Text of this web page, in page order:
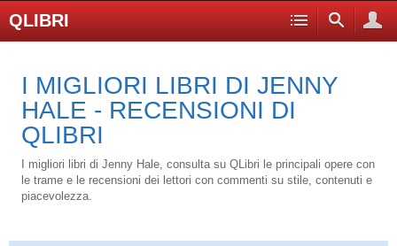
QLIBRI
I MIGLIORI LIBRI DI JENNY
HALE - RECENSIONI DI
QLIBRI
I migliori libri di Jenny Hale, consulta su QLibri le principali opere con
le trame e le recensioni dei lettori con commenti su stile, contenuti e
piacevolezza.